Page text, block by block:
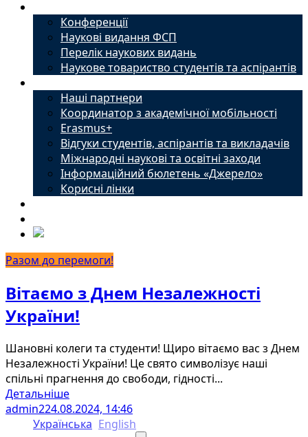
Конференції
Наукові видання ФСП
Перелік наукових видань
Наукове товариство студентів та аспірантів
Наші партнери
Координатор з академічної мобільності
Erasmus+
Відгуки студентів, аспірантів та викладачів
Міжнародні наукові та освітні заходи
Інформаційний бюлетень «Джерело»
Корисні лінки
Разом до перемоги!
Вітаємо з Днем Незалежності
України!
Шановні колеги та студенти! Щиро вітаємо вас з Днем
Незалежності України! Це свято символізує наші
спільні прагнення до свободи, гідності...
Детальніше
admin224.08.2024, 14:46
Українська English